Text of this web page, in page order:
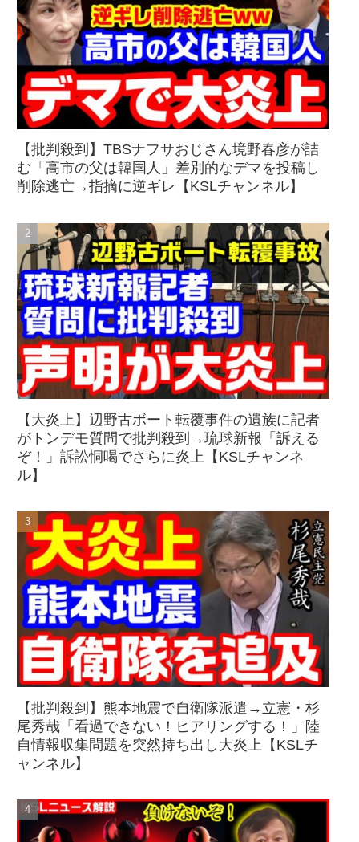
【批判殺到】TBSナフサおじさん境野春彦が詰
む「高市の父は韓国人」差別的なデマを投稿し
削除逃亡→指摘に逆ギレ【KSLチャンネル】
【大炎上】辺野古ボート転覆事件の遺族に記者
がトンデモ質問で批判殺到→琉球新報「訴える
ぞ！」訴訟恫喝でさらに炎上【KSLチャンネ
ル】
【批判殺到】熊本地震で自衛隊派遣→立憲・杉
尾秀哉「看過できない！ヒアリングする！」陸
自情報収集問題を突然持ち出し大炎上【KSLチ
ャンネル】